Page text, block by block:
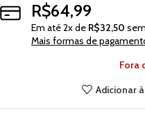
R$64,99
Em até2x de R$32,50
Mais formas de
Fora
Adicionar